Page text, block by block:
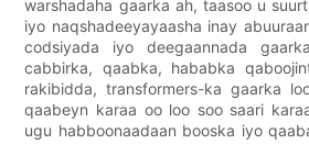
warshadaha gaarka ah, taasoo u
iyo naqshadeeyayaasha inay
codsiyada iyo deegaannada
cabbirka, qaabka, hababka
rakibidda, transformers-ka gaarka
qaabeyn karaa oo loo soo saari
ugu habboonaadaan booska iyo